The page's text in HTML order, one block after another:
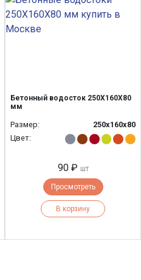
Бетонный водосток 250Х160Х80
мм
Размер:
250х160х80
Цвет:
90 ₽ шт
Просмотреть
В корзину